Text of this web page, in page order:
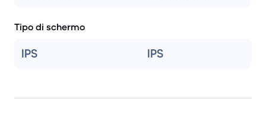
Tipo di schermo
IPS IPS